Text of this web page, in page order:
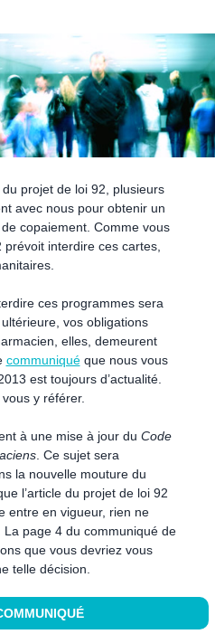
projet de loi 92, plusieurs
avec nous pour obtenir un
copaiement. Comme vous
interdire ces cartes,
ces programmes sera
vos obligations
elles, demeurent
communiquéque nous vous
est toujours d’actualité.
y référer.
à une mise à jour du Code
. Ce sujet sera
la nouvelle mouture du
l’article du projet de loi 92
entre en vigueur, rien ne
page 4 du communiqué de
que vous devriez vous
telle décision.